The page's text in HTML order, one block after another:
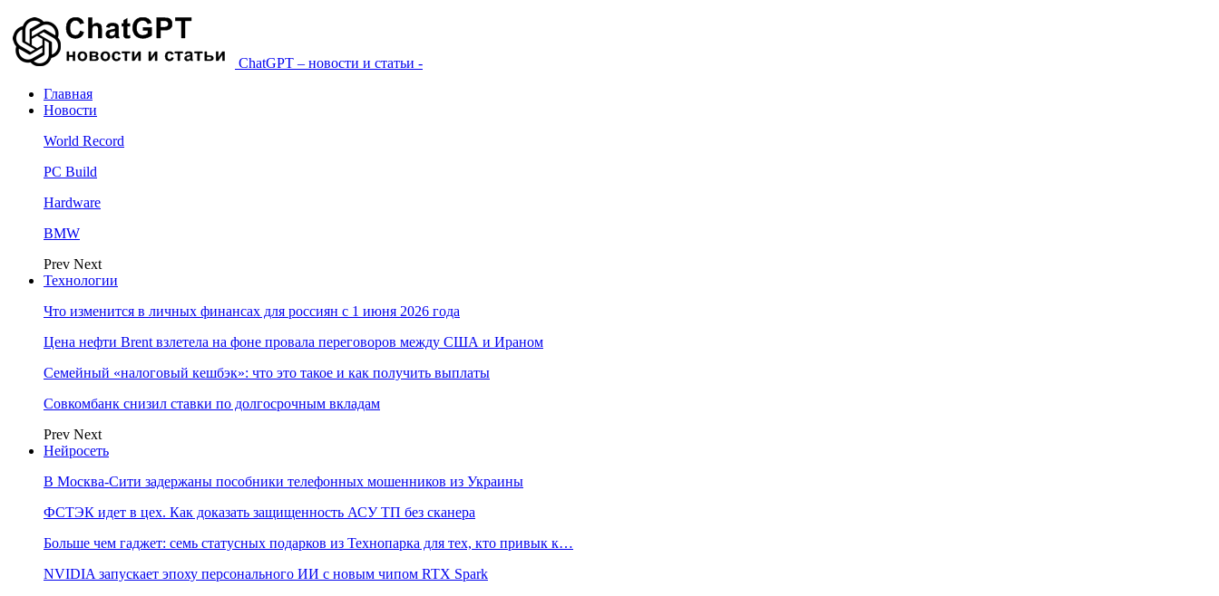
ChatGPT – новости и статьи -
Главная
Новости
World Record
PC Build
Hardware
BMW
Prev Next
Технологии
Что изменится в личных финансах для россиян с 1 июня 2026 года
Цена нефти Brent взлетела на фоне провала переговоров между США и Ираном
Семейный «налоговый кешбэк»: что это такое и как получить выплаты
Совкомбанк снизил ставки по долгосрочным вкладам
Prev Next
Нейросеть
В Москва-Сити задержаны пособники телефонных мошенников из Украины
ФСТЭК идет в цех. Как доказать защищенность АСУ ТП без сканера
Больше чем гаджет: семь статусных подарков из Технопарка для тех, кто привык к…
NVIDIA запускает эпоху персонального ИИ с новым чипом RTX Spark